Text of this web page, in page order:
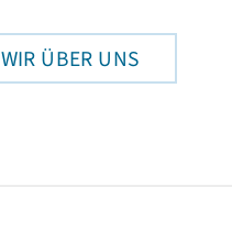
WIR ÜBER UNS